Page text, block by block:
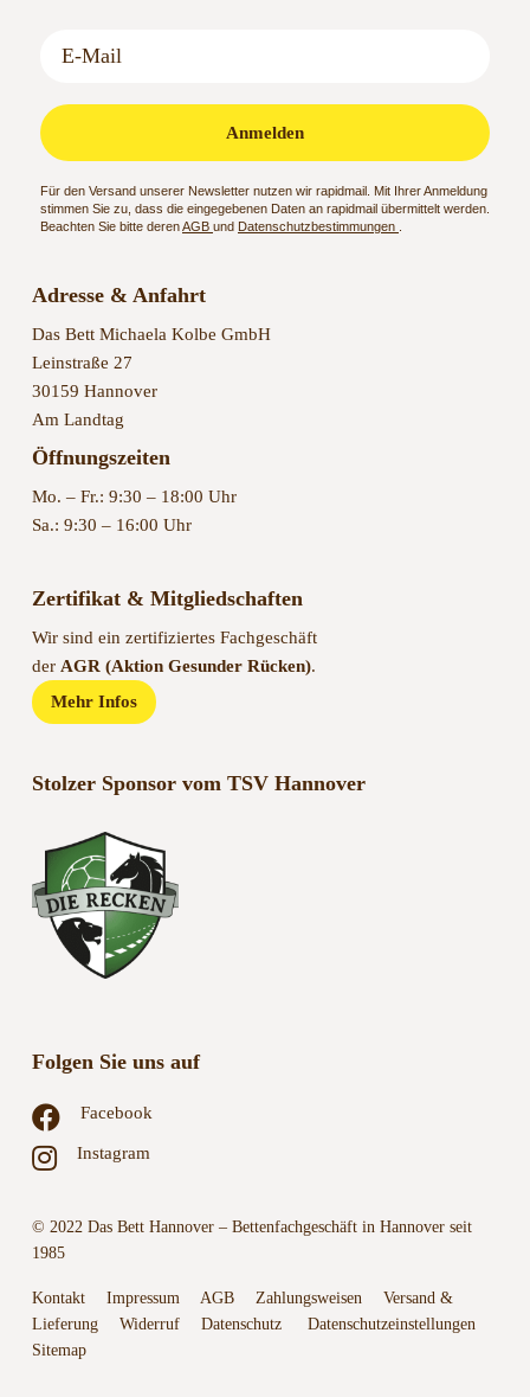
Anmelden
Für den Versand unserer Newsletter nutzen wir rapidmail. Mit Ihrer Anmeldung
stimmen Sie zu, dass die eingegebenen Daten an rapidmail übermittelt werden.
Beachten Sie bitte derenAGB und Datenschutzbestimmungen
Adresse & Anfahrt
Das Bett Michaela Kolbe GmbH
Leinstraße 27
30159 Hannover
Am Landtag
Öffnungszeiten
Mo. – Fr.: 9:30 – 18:00 Uhr
Sa.: 9:30 – 16:00 Uhr
Zertifikat & Mitgliedschaften
Wir sind ein zertifiziertes Fachgeschäft
der AGR (Aktion Gesunder Rücken).
Mehr Infos
Stolzer Sponsor vom TSV Hannover
Folgen Sie uns auf
Facebook
Instagram
© 2022 Das Bett Hannover – Bettenfachgeschäft in Hannover seit
1985
Kontakt Impressum AGB Zahlungsweisen
Versand &
Lieferung
Widerruf Datenschutz
Datenschutzeinstellungen
Sitemap